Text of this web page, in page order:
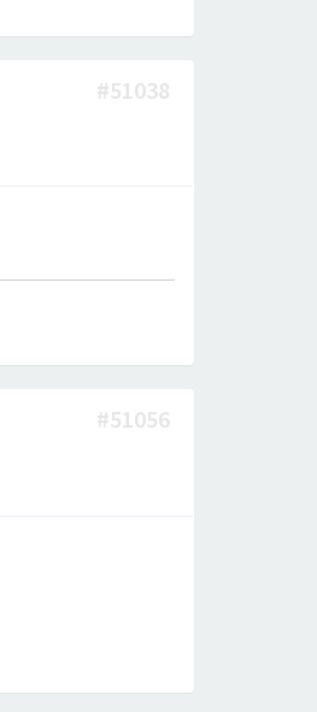
#51038
#51056